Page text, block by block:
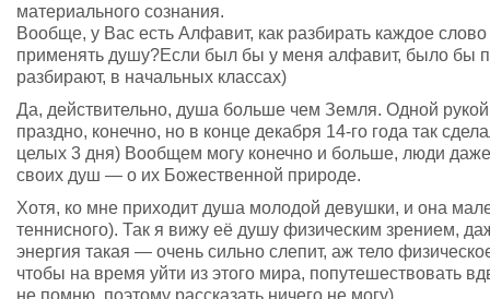
материального сознания.
Вообще, у Вас есть Алфавит, как разбирать каждое
применять душу?Если был бы у меня алфавит, было бы
разбирают, в начальных классах)
Да, действительно, душа больше чем Земля. Одной
праздно, конечно, но в конце декабря 14-го года так
целых 3 дня) Вообщем могу конечно и больше, люди
своих душ — о их Божественной природе.
Хотя, ко мне приходит душа молодой девушки, и она
теннисного). Так я вижу её душу физическим зрением,
энергия такая — очень сильно слепит, аж тело
чтобы на время уйти из этого мира, попутешествовать
не помню, поэтому рассказать ничего не могу)